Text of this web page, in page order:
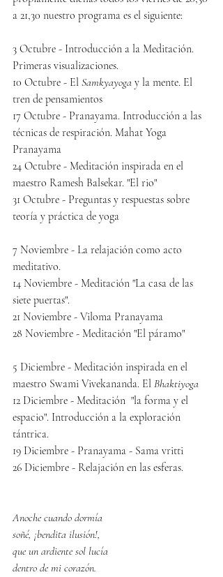
a 21,30 nuestro programa es el siguiente:
3 Octubre - Introducción a la Meditación.
Primeras visualizaciones.
10 Octubre - El Samkyayoga y la mente. El
tren de pensamientos
17 Octubre - Pranayama. Introducción a las
técnicas de respiración. Mahat Yoga
Pranayama
24 Octubre - Meditación inspirada en el
maestro Ramesh Balsekar. "El rio"
31 Octubre - Preguntas y respuestas sobre
teoría y práctica de yoga
7 Noviembre - La relajación como acto
meditativo.
14 Noviembre - Meditación "La casa de las
siete puertas".
21 Noviembre - Viloma Pranayama
28 Noviembre - Meditación "El páramo"
5 Diciembre - Meditación inspirada en el
maestro Swami Vivekananda. El Bhaktiyoga
12 Diciembre - Meditación "la forma y el
espacio". Introducción a la exploración
tántrica.
19 Diciembre - Pranayama - Sama vritti
26 Diciembre - Relajación en las esferas.
Anoche cuando dormía
soñé, ¡bendita ilusión!,
que un ardiente sol lucía
dentro de mi corazón.